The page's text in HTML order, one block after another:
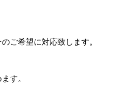
ご希望に対応致します。
す。